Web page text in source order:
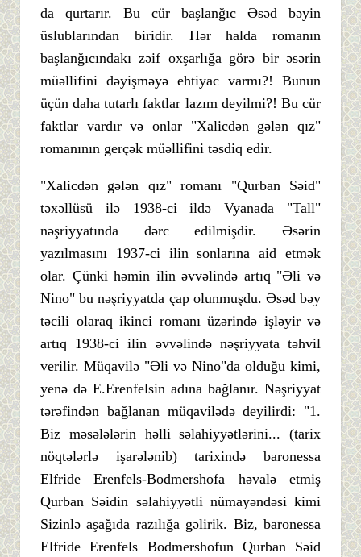
da qurtarır. Bu cür başlanğıc Əsəd bəyin
üslublarından biridir. Hər halda romanın
başlanğıcındakı zəif oxşarlığa görə bir əsərin
müəllifini dəyişməyə ehtiyac varmı?! Bunun
üçün daha tutarlı faktlar lazım deyilmi?! Bu cür
faktlar vardır və onlar "Xalicdən gələn qız"
romanının gerçək müəllifini təsdiq edir.
"Xalicdən gələn qız" romanı "Qurban Səid"
təxəllüsü ilə 1938-ci ildə Vyanada "Tall"
nəşriyyatında dərc edilmişdir. Əsərin
yazılmasını 1937-ci ilin sonlarına aid etmək
olar. Çünki həmin ilin əvvəlində artıq "Əli və
Nino" bu nəşriyyatda çap olunmuşdu. Əsəd bəy
təcili olaraq ikinci romanı üzərində işləyir və
artıq 1938-ci ilin əvvəlində nəşriyyata təhvil
verilir. Müqavilə "Əli və Nino"da olduğu kimi,
yenə də E.Erenfelsin adına bağlanır. Nəşriyyat
tərəfindən bağlanan müqavilədə deyilirdi: "1.
Biz məsələlərin həlli səlahiyyətlərini... (tarix
nöqtələrlə işarələnib) tarixində baronessa
Elfride Erenfels-Bodmershofa həvalə etmiş
Qurban Səidin səlahiyyətli nümayəndəsi kimi
Sizinlə aşağıda razılığa gəlirik. Biz, baronessa
Elfride Erenfels Bodmershofun Qurban Səid